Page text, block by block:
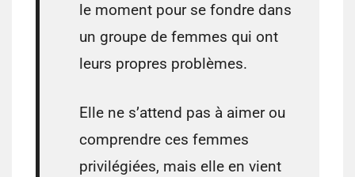
le moment pour se fondre dans
un groupe de femmes qui ont
leurs propres problèmes.
Elle ne s’attend pas à aimer ou
comprendre ces femmes
privilégiées, mais elle en vient